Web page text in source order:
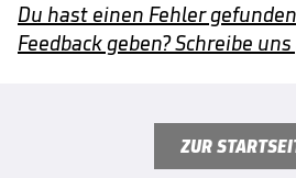
Du hast einen Fehler
Feedback geben? Schreibe
ZUR